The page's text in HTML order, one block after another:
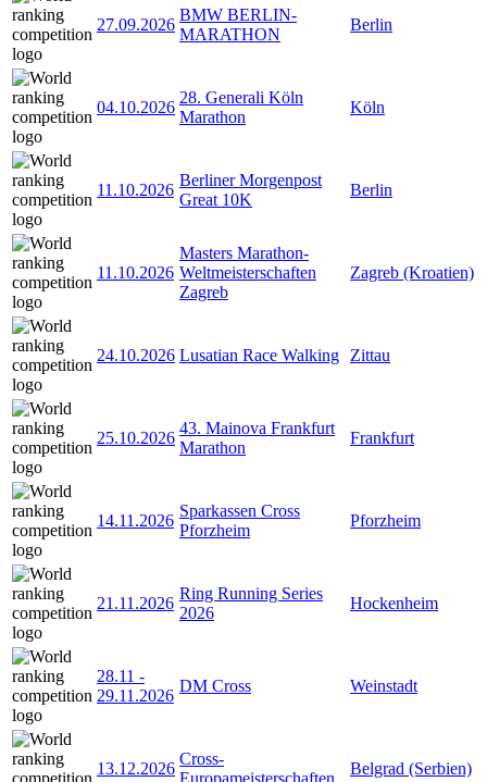
27.09.2026
BMW BERLIN-
MARATHON
Berlin
04.10.2026
28. Generali Köln
Marathon
Köln
11.10.2026
Berliner Morgenpost
Great 10K
Berlin
11.10.2026
Masters Marathon-
Weltmeisterschaften
Zagreb
Zagreb (Kroatien)
24.10.2026 Lusatian Race Walking Zittau
25.10.2026
43. Mainova Frankfurt
Marathon
Frankfurt
14.11.2026
Sparkassen Cross
Pforzheim
Pforzheim
21.11.2026
Ring Running Series
2026
Hockenheim
28.11 -
29.11.2026
DM Cross Weinstadt
13.12.2026
Cross-
Europameisterschaften
Belgrad (Serbien)